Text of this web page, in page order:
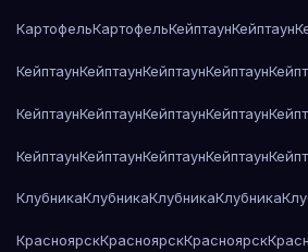
КартофельКартофельКейптаунКейптаун
КейптаунКейптаунКейптаунКейптаун
КейптаунКейптаунКейптаунКейптаун
КейптаунКейптаунКейптаунКейптаун
КлубникаКлубникаКлубникаКлубника
КрасноярскКрасноярскКрасноярск